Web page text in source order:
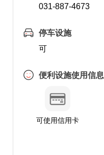
031-887-4673
停车设施
可
便利设施使用信息
可使用信用卡